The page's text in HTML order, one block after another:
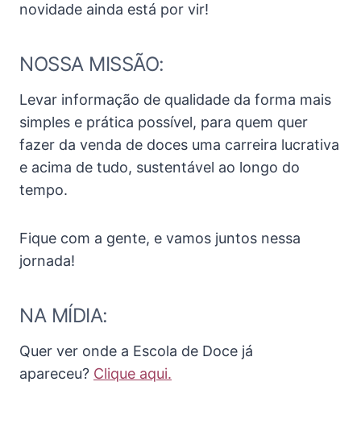
novidade ainda está por vir!
NOSSA MISSÃO:
Levar informação de qualidade da forma mais
simples e prática possível, para quem quer
fazer da venda de doces uma carreira lucrativa
e acima de tudo, sustentável ao longo do
tempo.
Fique com a gente, e vamos juntos nessa
jornada!
NA MÍDIA:
Quer ver onde a Escola de Doce já
apareceu? Clique aqui.